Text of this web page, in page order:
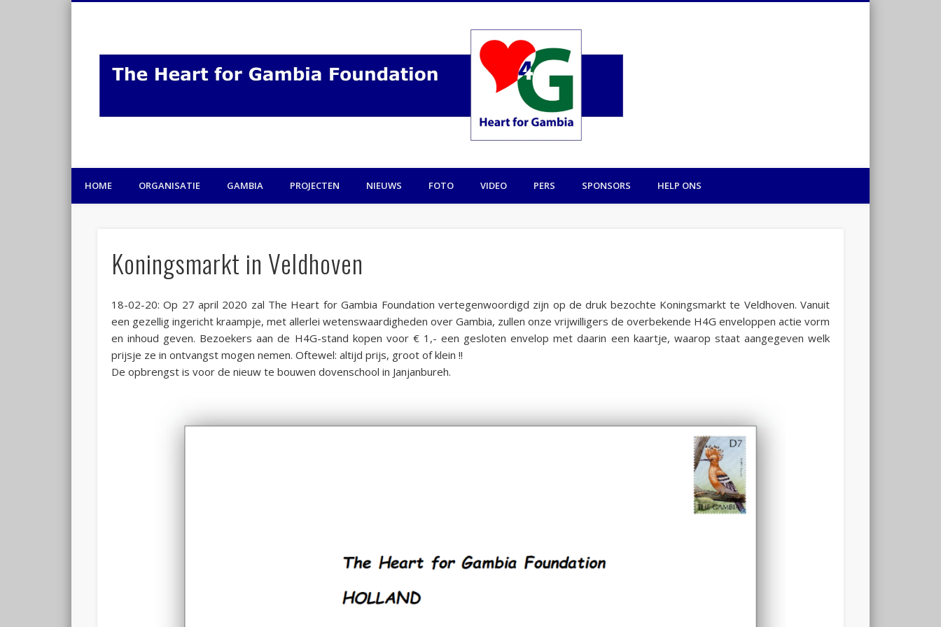
HOME ORGANISATIE GAMBIA PROJECTEN NIEUWS FOTO VIDEO PERS SPONSORS HELP ONS
Koningsmarkt in Veldhoven
18-02-20: Op 27 april 2020 zal The Heart for Gambia Foundation vertegenwoordigd zijn op de druk bezochte Koningsmarkt te Veldhoven. Vanuit
een gezellig ingericht kraampje, met allerlei wetenswaardigheden over Gambia, zullen onze vrijwilligers de overbekende H4G enveloppen actie vorm
en inhoud geven. Bezoekers aan de H4G-stand kopen voor € 1,- een gesloten envelop met daarin een kaartje, waarop staat aangegeven welk
prijsje ze in ontvangst mogen nemen. Oftewel: altijd prijs, groot of klein !!
De opbrengst is voor de nieuw te bouwen dovenschool in Janjanbureh.